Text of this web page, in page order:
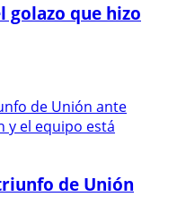
golazo que hizo
de Unión